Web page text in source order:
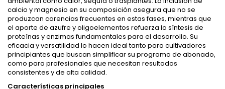
calcio y magnesio en su composición asegura que no se
produzcan carencias frecuentes en estas fases, mientras que
el aporte de azufre y oligoelementos refuerza la síntesis de
proteínas y enzimas fundamentales para el desarrollo. Su
eficacia y versatilidad lo hacen ideal tanto para cultivadores
principiantes que buscan simplificar su programa de abonado,
como para profesionales que necesitan resultados
consistentes y de alta calidad.
Características principales